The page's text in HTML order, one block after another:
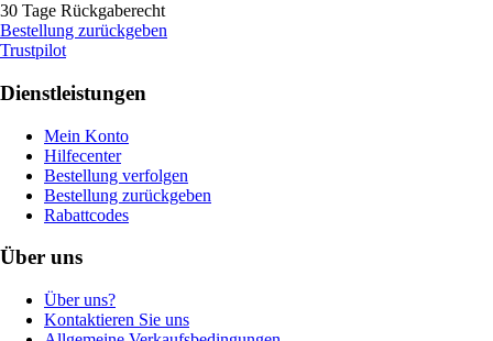
30 Tage Rückgaberecht
Bestellung zurückgeben
Trustpilot
Dienstleistungen
Mein Konto
Hilfecenter
Bestellung verfolgen
Bestellung zurückgeben
Rabattcodes
Über uns
Über uns?
Kontaktieren Sie uns